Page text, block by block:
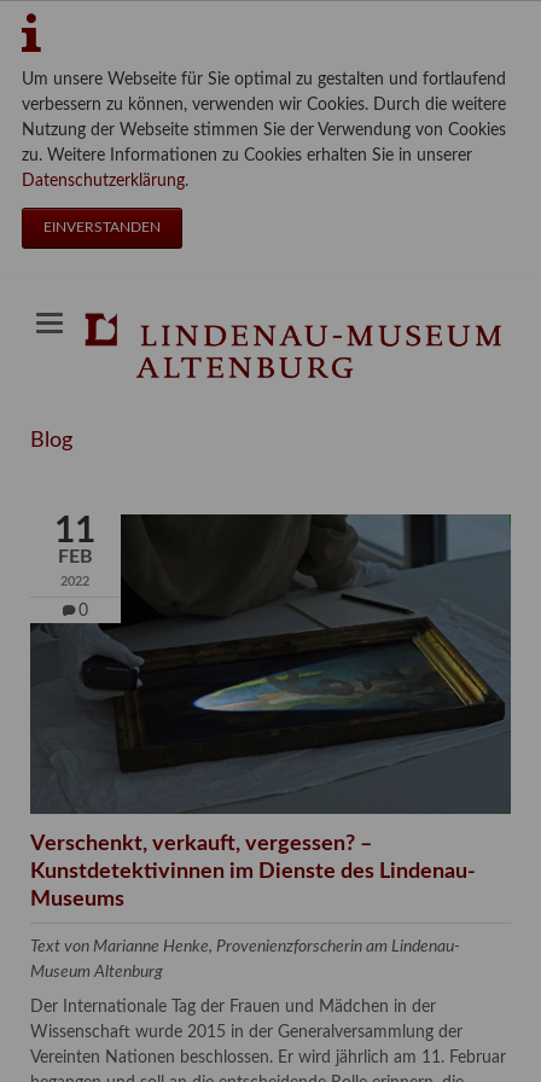
Um unsere Webseite für Sie optimal zu gestalten und fortlaufend
verbessern zu können, verwenden wir Cookies. Durch die weitere
Nutzung der Webseite stimmen Sie der Verwendung von Cookies
zu. Weitere Informationen zu Cookies erhalten Sie in unserer
Datenschutzerklärung.
EINVERSTANDEN
Blog
11
FEB
2022
0
Verschenkt, verkauft, vergessen? –
Kunstdetektivinnen im Dienste des Lindenau-
Museums
Text von Marianne Henke, Provenienzforscherin am Lindenau-
Museum Altenburg
Der Internationale Tag der Frauen und Mädchen in der
Wissenschaft wurde 2015 in der Generalversammlung der
Vereinten Nationen beschlossen. Er wird jährlich am 11. Februar